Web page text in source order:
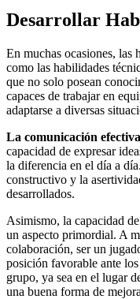
Desarrollar
En muchas ocasiones, las
como las habilidades
que no solo posean
capaces de trabajar en
adaptarse a diversas
La comunicación efectiva
capacidad de expresar
la diferencia en el día a
constructivo y la
desarrollados.
Asimismo, la capacidad de
un aspecto primordial. A
colaboración, ser un
posición favorable ante
grupo, ya sea en el lugar
una buena forma de